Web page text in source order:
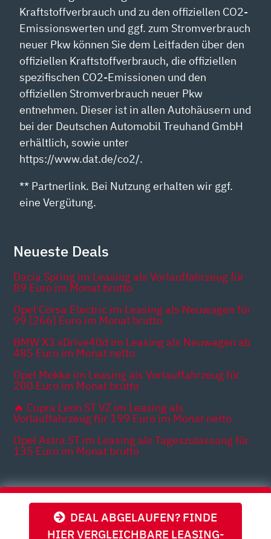
DEAL ABGELAUFEN? FINDE
HIER VERGLEICHBARE LEASING-
Kraftstoffverbrauch und zu den offiziellen CO2-
Emissionswerten und ggf. zum Stromverbrauch
neuer Pkw können Sie dem Leitfaden über den
offiziellen Kraftstoffverbrauch, die offiziellen
spezifischen CO2-Emissionen und den
offiziellen Stromverbrauch neuer Pkw
entnehmen. Dieser ist in allen Autohäusern und
bei der Deutschen Automobil Treuhand GmbH
erhältlich, sowie unter
https://www.dat.de/co2/.
** Partnerlink. Bei Nutzung erhalten wir ggf.
eine Vergütung.
Neueste Deals
Dacia Spring im Leasing als Vorlauffahrzeug für
89 Euro im Monat brutto
Opel Corsa Electric im Leasing als Neuwagen für
99 [266] Euro im Monat brutto
BMW X3 xDrive40d im Leasing als Neuwagen ab
485 Euro im Monat netto
Opel Mokka im Leasing als Vorlauffahrzeug für
200 Euro im Monat brutto
🔥 Cupra Leon ST VZ im Leasing als
Vorlauffahrzeug für 199 Euro im Monat netto
Opel Astra ST im Leasing als Tageszulassung für
135 Euro im Monat brutto